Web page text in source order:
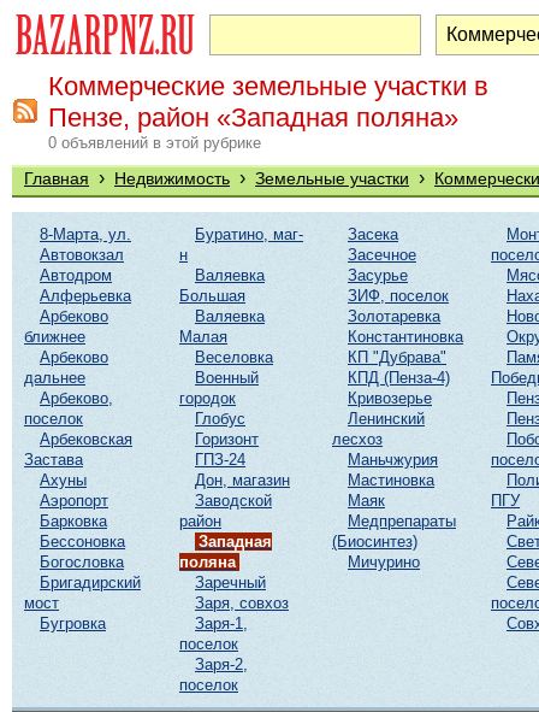
Коммерческие земельные участки в
Пензе, район «Западная поляна»
0 объявлений в этой рубрике
Главная › Недвижимость › Земельные участки ›
8-Марта, ул.
Автовокзал
Автодром
Алферьевка
Арбеково
ближнее
Арбеково
дальнее
Арбеково,
поселок
Арбековская
Застава
Ахуны
Аэропорт
Барковка
Бессоновка
Богословка
Бригадирский
мост
Бугровка
Буратино, маг-
н
Валяевка
Большая
Валяевка
Малая
Веселовка
Военный
городок
Глобус
Горизонт
ГПЗ-24
Дон, магазин
Заводской
район
Западная
поляна
Заречный
Заря, совхоз
Заря-1,
поселок
Заря-2,
поселок
Засека
Засечное
Засурье
ЗИФ, поселок
Золотаревка
Константиновка
КП "Дубрава"
КПД (Пенза-4)
Кривозерье
Ленинский
лесхоз
Маньчжурия
Мастиновка
Маяк
Медпрепараты
(Биосинтез)
Мичурино
ПГУ